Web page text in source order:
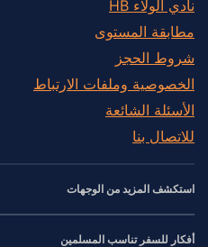
نادي الولاء HB
مطابقة المستوى
شروط الحجز
الخصوصية وملفات الارتباط
الأسئلة الشائعة
للاتصال بنا
استكشف المزيد من الوجهات
أفكار للسفر تناسب المسلمين